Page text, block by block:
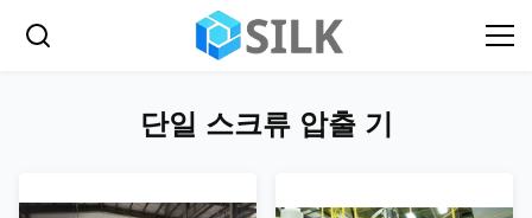
단일 스크류 압출 기